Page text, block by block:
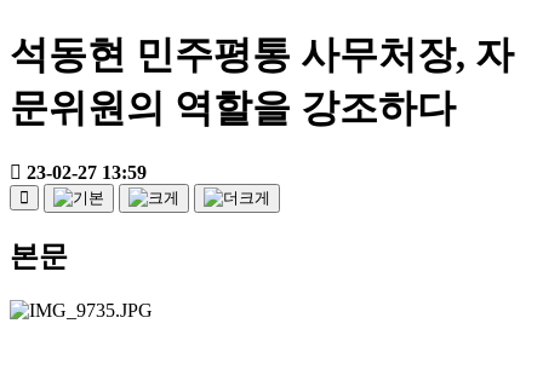
석동현 민주평통 사무처장, 자
문위원의 역할을 강조하다
23-02-27 13:59
본문